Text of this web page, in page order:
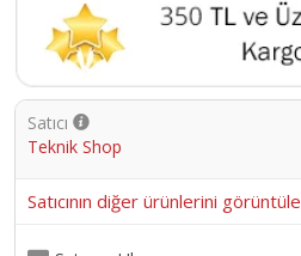
Satıcı
Teknik Shop
Satıcının diğer ürünlerini görüntüle